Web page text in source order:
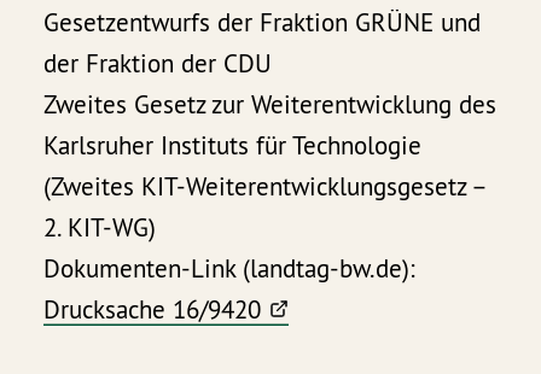
Gesetzentwurfs der Fraktion GRÜNE und
der Fraktion der CDU
Zweites Gesetz zur Weiterentwicklung des
Karlsruher Instituts für Technologie
(Zweites KIT-Weiterentwicklungsgesetz –
2. KIT-WG)
Dokumenten-Link (landtag-bw.de):
Drucksache 16/9420